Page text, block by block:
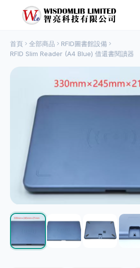
首頁 全部商品
RFID圖書館設備
RFID Slim Reader (A4 Blue) 借還書閱讀器